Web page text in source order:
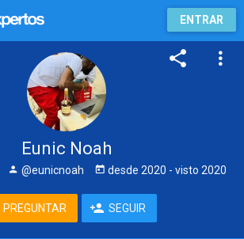
ENTRAR
Eunic Noah
@eunicnoah desde 2020 - visto 2020
PREGUNTAR SEGUIR